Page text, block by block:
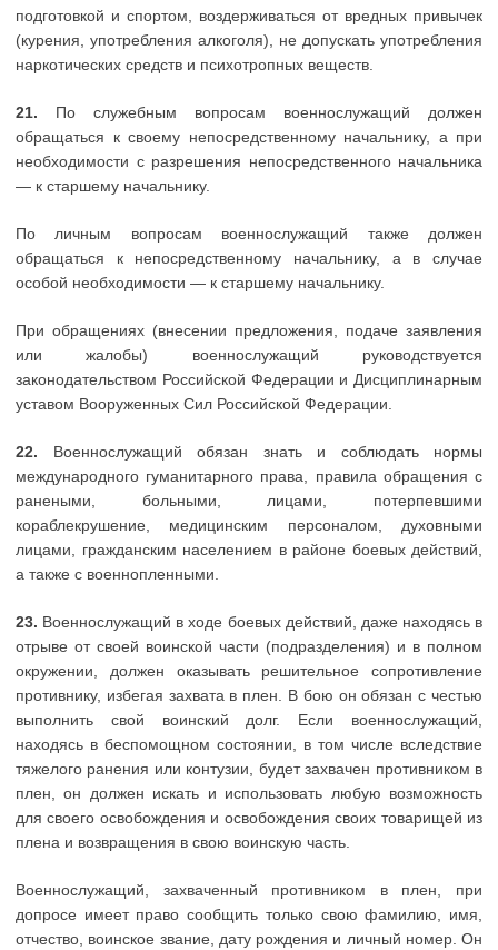
подготовкой и спортом, воздерживаться от вредных привычек
(курения, употребления алкоголя), не допускать употребления
наркотических средств и психотропных веществ.
21. По служебным вопросам военнослужащий должен
обращаться к своему непосредственному начальнику, а при
необходимости с разрешения непосредственного начальника
— к старшему начальнику.
По личным вопросам военнослужащий также должен
обращаться к непосредственному начальнику, а в случае
особой необходимости — к старшему начальнику.
При обращениях (внесении предложения, подаче заявления
или жалобы) военнослужащий руководствуется
законодательством Российской Федерации и Дисциплинарным
уставом Вооруженных Сил Российской Федерации.
22. Военнослужащий обязан знать и соблюдать нормы
международного гуманитарного права, правила обращения с
ранеными, больными, лицами, потерпевшими
кораблекрушение, медицинским персоналом, духовными
лицами, гражданским населением в районе боевых действий,
а также с военнопленными.
23. Военнослужащий в ходе боевых действий, даже находясь в
отрыве от своей воинской части (подразделения) и в полном
окружении, должен оказывать решительное сопротивление
противнику, избегая захвата в плен. В бою он обязан с честью
выполнить свой воинский долг. Если военнослужащий,
находясь в беспомощном состоянии, в том числе вследствие
тяжелого ранения или контузии, будет захвачен противником в
плен, он должен искать и использовать любую возможность
для своего освобождения и освобождения своих товарищей из
плена и возвращения в свою воинскую часть.
Военнослужащий, захваченный противником в плен, при
допросе имеет право сообщить только свою фамилию, имя,
отчество, воинское звание, дату рождения и личный номер. Он